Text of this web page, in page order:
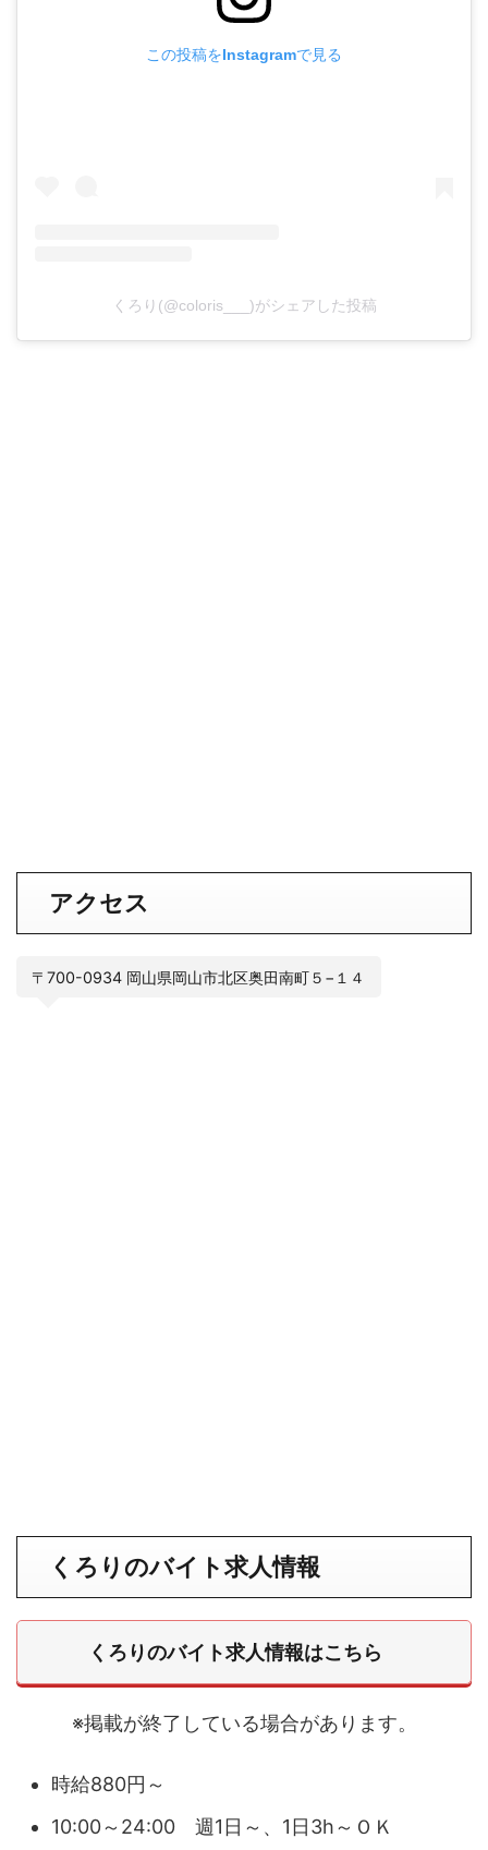
この投稿をInstagramで見る
くろり(@coloris___)がシェアした投稿
アクセス
〒700-0934 岡山県岡山市北区奥田南町５−１４
くろりのバイト求人情報
くろりのバイト求人情報はこちら
※掲載が終了している場合があります。
時給880円～
10:00～24:00 週1日～、1日3h～ＯＫ